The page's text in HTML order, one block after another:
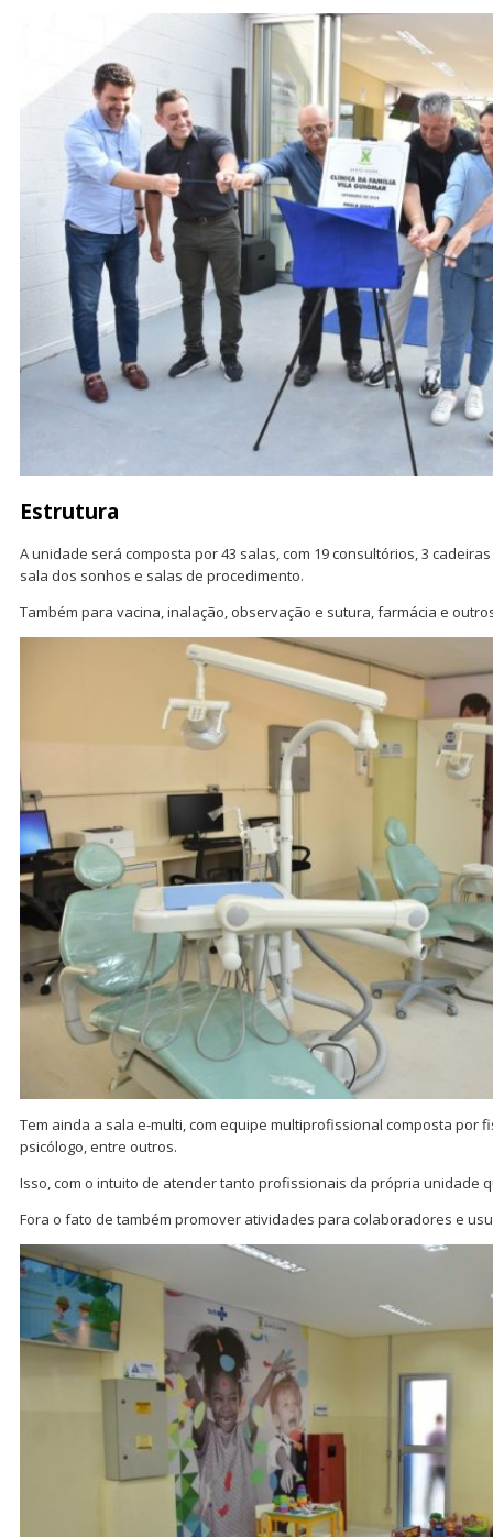
Estrutura
A unidade será composta por 43 salas, com 19 consultórios, 3
sala dos sonhos e salas de procedimento.
Também para vacina, inalação, observação e sutura, farmácia e
Tem ainda a sala e-multi, com equipe multiprofissional composta por
psicólogo, entre outros.
Isso, com o intuito de atender tanto profissionais da própria unidade
Fora o fato de também promover atividades para colaboradores e